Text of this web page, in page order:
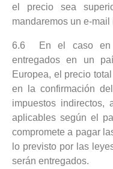
el precio sea
mandaremos un e-mail
6.6
En el caso en
entregados en un
Europea, el precio
en la confirmación
impuestos indirectos,
aplicables según el
compromete a pagar
lo previsto por las
serán entregados.